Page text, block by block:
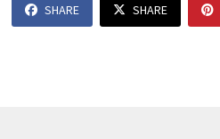
SHARE SHARE